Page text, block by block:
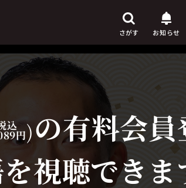
さがす
がす
お知らせ
込
円)の有料会
視聴できま